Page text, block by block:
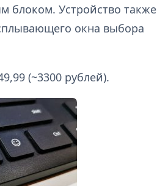
блоком. Устройство также
окна выбора
(~3300 рублей).